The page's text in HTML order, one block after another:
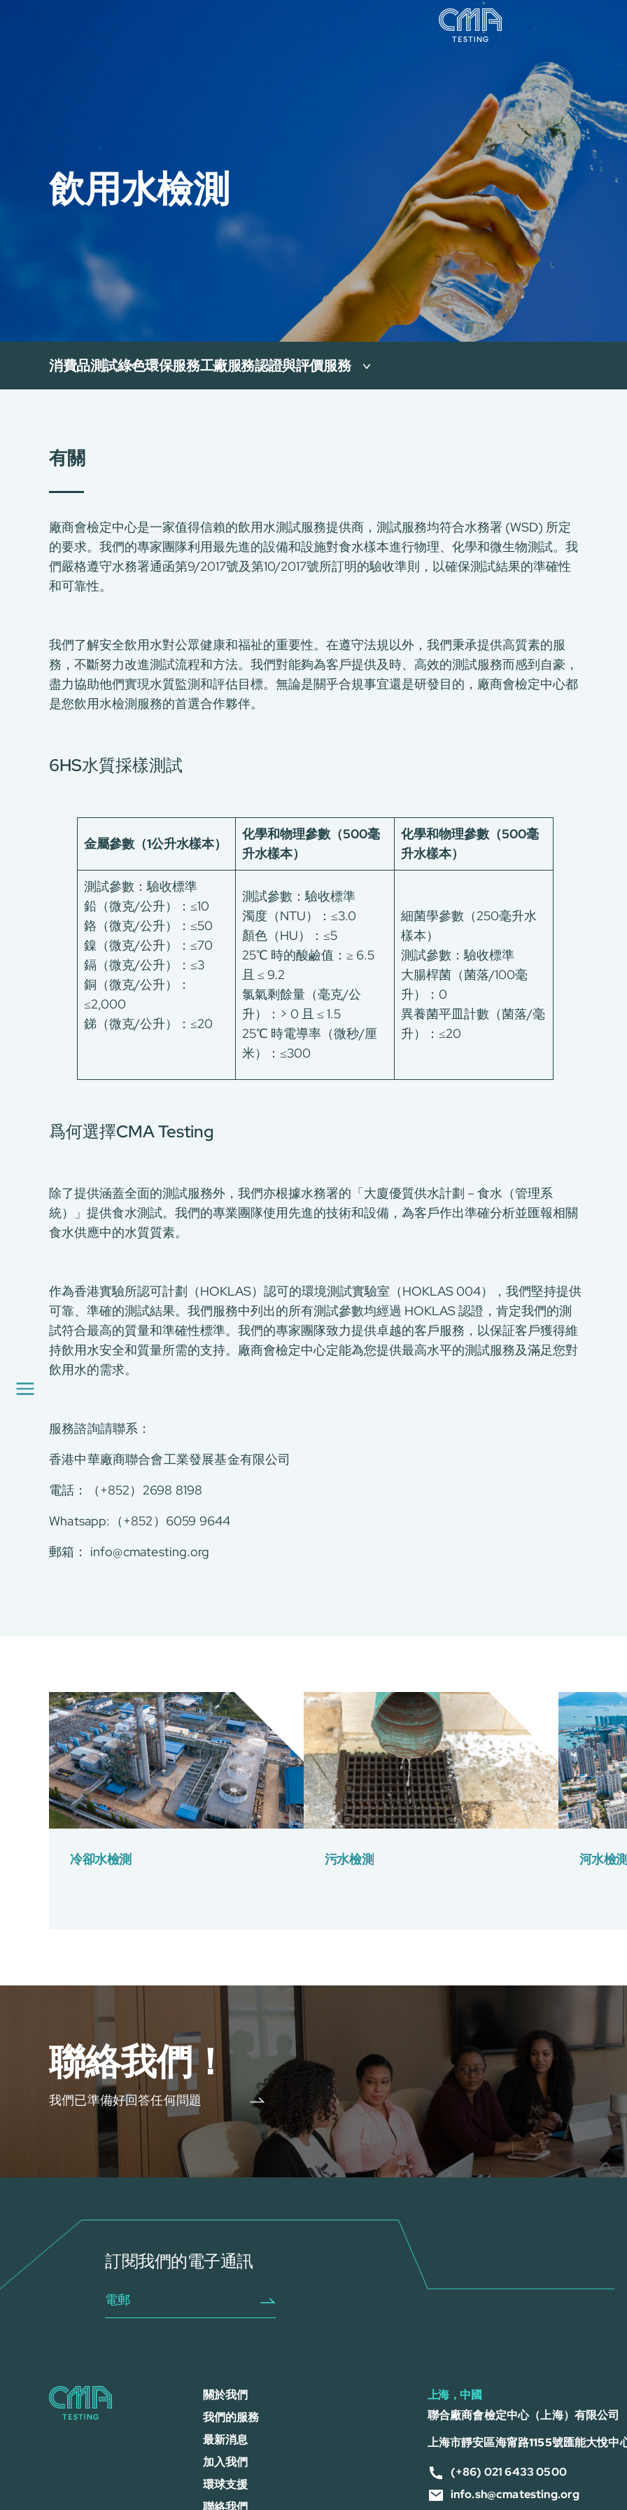
我們的服務
消費品測試
綠色環保服務
工廠服務
認證與評價服務
加入我們
環球支援
E-Port
工廠服務預約
飲用水檢測
消費品測試綠色環保服務工廠服務認證與評價服務
有關
廠商會檢定中心是一家值得信賴的飲用水測試服務提供商，測試服務均符合水務署 (WSD) 所定
的要求。我們的專家團隊利用最先進的設備和設施對食水樣本進行物理、化學和微生物測試。我
們嚴格遵守水務署通函第9/2017號及第10/2017號所訂明的驗收準則，以確保測試結果的準確性
和可靠性。
我們了解安全飲用水對公眾健康和福祉的重要性。在遵守法規以外，我們秉承提供高質素的服
務，不斷努力改進測試流程和方法。我們對能夠為客戶提供及時、高效的測試服務而感到自豪，
盡力協助他們實現水質監測和評估目標。無論是關乎合規事宜還是研發目的，廠商會檢定中心都
是您飲用水檢測服務的首選合作夥伴。
6HS水質採樣測試
金屬參數（1公升水樣本）
化學和物理參數（500毫
升水樣本）
化學和物理參數（500毫
升水樣本）
測試參數：驗收標準
鉛（微克/公升）：≤10
鉻（微克/公升）：≤50
鎳（微克/公升）：≤70
鎘（微克/公升）：≤3
銅（微克/公升）：
≤2,000
銻（微克/公升）：≤20
測試參數：驗收標準
濁度（NTU）：≤3.0
顏色（HU）：≤5
25℃ 時的酸鹼值：≥ 6.5
且 ≤ 9.2
氯氣剩餘量（毫克/公
升）：> 0 且 ≤ 1.5
25℃ 時電導率（微秒/厘
米）：≤300
細菌學參數（250毫升水
樣本）
測試參數：驗收標準
大腸桿菌（菌落/100毫
升）：0
異養菌平皿計數（菌落/毫
升）：≤20
爲何選擇CMA Testing
除了提供涵蓋全面的測試服務外，我們亦根據水務署的「大廈優質供水計劃－食水（管理系
統）」提供食水測試。我們的專業團隊使用先進的技術和設備，為客戶作出準確分析並匯報相關
食水供應中的水質質素。
作為香港實驗所認可計劃（HOKLAS）認可的環境測試實驗室（HOKLAS 004），我們堅持提供
可靠、準確的測試結果。我們服務中列出的所有測試參數均經過 HOKLAS 認證，肯定我們的測
試符合最高的質量和準確性標準。我們的專家團隊致力提供卓越的客戶服務，以保証客戶獲得維
持飲用水安全和質量所需的支持。廠商會檢定中心定能為您提供最高水平的測試服務及滿足您對
飲用水的需求。
服務諮詢請聯系：
香港中華廠商聯合會工業發展基金有限公司
電話：（+852）2698 8198
Whatsapp:（+852）6059 9644
郵箱： info@cmatesting.org
冷卻水檢測 污水檢測 河水檢
聯絡我們！
我們已準備好回答任何問題
訂閱我們的電子通訊
關於我們
我們的服務
最新消息
加入我們
環球支援
聯絡我們
上海，中國
聯合廠商會檢定中心（上海）有限公司
上海市靜安區海甯路1155號匯能大悅中
(+86) 021 6433 0500
info.sh@cmatesting.org